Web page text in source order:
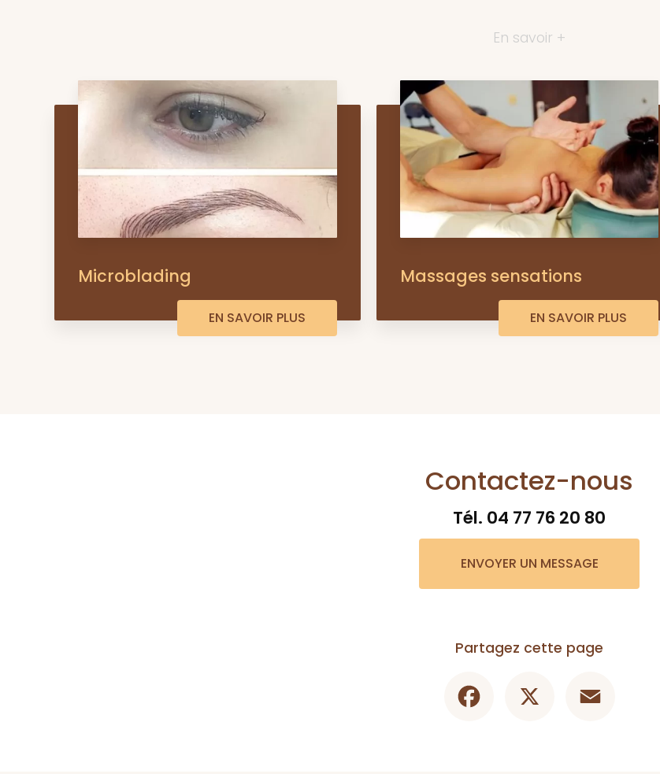
En savoir +
Microblading
EN SAVOIR PLUS
Massages sensations
EN SAVOIR PLUS
Contactez-nous
Tél. 04 77 76 20 80
ENVOYER UN MESSAGE
Partagez cette page